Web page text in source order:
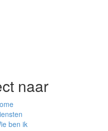
naar
ben ik